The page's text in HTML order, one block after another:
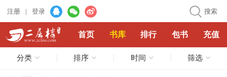
注册 | 登录 搜索
首页 书库 排行 包书 充值
分类 排序 时间 筛选